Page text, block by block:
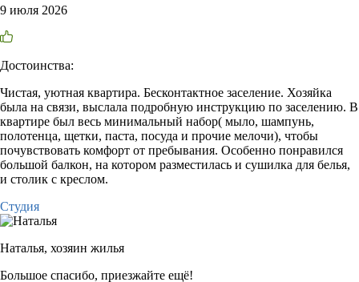
9 июля 2026
Достоинства:
Чистая, уютная квартира. Бесконтактное заселение. Хозяйка
была на связи, выслала подробную инструкцию по заселению. В
квартире был весь минимальный набор( мыло, шампунь,
полотенца, щетки, паста, посуда и прочие мелочи), чтобы
почувствовать комфорт от пребывания. Особенно понравился
большой балкон, на котором разместилась и сушилка для белья,
и столик с креслом.
Студия
Наталья, хозяин жилья
Большое спасибо, приезжайте ещё!